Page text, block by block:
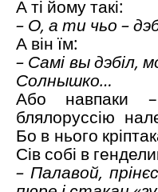
А ті йому такі:
– О, а ти чьо –
А він їм:
– Самі вы дэбіл,
Солнышко…
Або навпаки
блялоруссію
Бо в нього
Сів собі в
– Палавой,